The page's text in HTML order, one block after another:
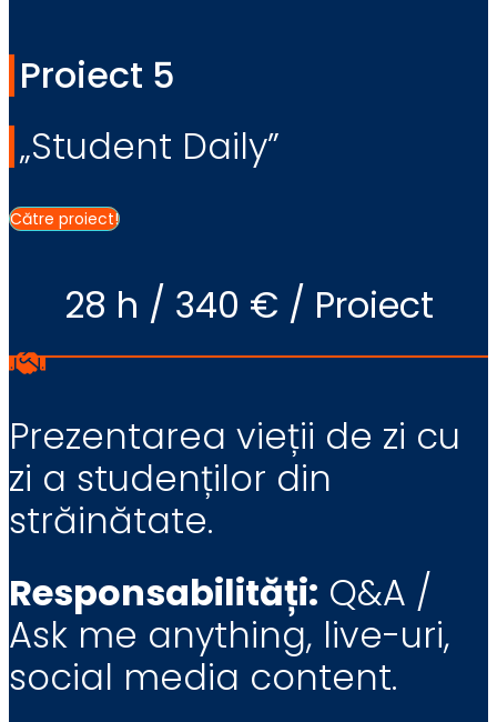
Proiect 5
„Student Daily”
Către proiect!
28 h / 340 € / Proiect
Prezentarea vieții de zi cu
zi a studenților din
străinătate.
Responsabilități: Q&A /
Ask me anything, live-uri,
social media content.